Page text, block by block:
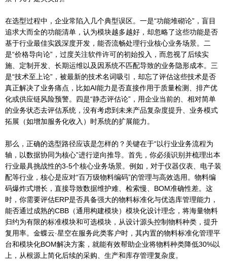
在选型过程中，企业常陷入几个典型误区。一是“功能堆砌论”，盲目
追求大而全的功能清单，认为模块越多越好，却忽略了这些功能是否
基于行业最佳实践深度开发，能否流畅处理行业核心业务场景。二
是“价格导向论”，过度关注软件许可的初始投入，而忽视了后续实
施、定制开发、长期运维以及因系统不匹配导致的业务隐形成本。三
是“技术至上论”，被最新的技术名词吸引，却忘了评估这些技术是否
真正解决了业务痛点，比如AI能力是否直接作用于质量检测、排产优
化或供应链风险预警。四是“静态评估论”，用企业当前的、相对简单
的业务状态去评估系统，没有考虑到未来产品复杂度提升、业务模式
拓展（如增加服务化收入）时系统的扩展能力。
那么，正确的选型路径应该是怎样的？关键在于“以行业业务流程为
轴，以数据协同为核心”进行逆向推导。首先，你必须识别并梳理出本
行业最具挑战性的3-5个核心业务场景。例如，对于仪器仪表、电子装
配等行业，核心是应对“百万级物料编码”的管理与高效选用。物料编
码爆炸式增长，直接导致数据维护难、检索慢、BOM准确性差。这
时，你需要评估ERP是否具备强大的物料标准化与优选库管理能力，
能否通过成熟的CBB（通用构建模块）模块化设计理念，将海量物料
归约为有限的标准模块和可选模块，从设计源头控制物料种类，提升
复用率。金蝶云·星空在服务此类客户时，其内置的物料标准化管理平
台和模块化BOM解决方案，就能有效帮助企业将物料种类降低30%以
上，从根源上简化后续的采购、生产和库存管理复杂度。